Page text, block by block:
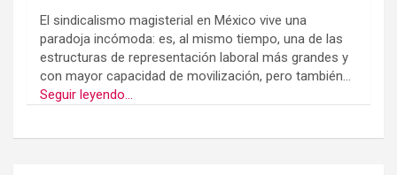
El sindicalismo magisterial en México vive una
paradoja incómoda: es, al mismo tiempo, una de las
estructuras de representación laboral más grandes y
con mayor capacidad de movilización, pero también...
Seguir leyendo...